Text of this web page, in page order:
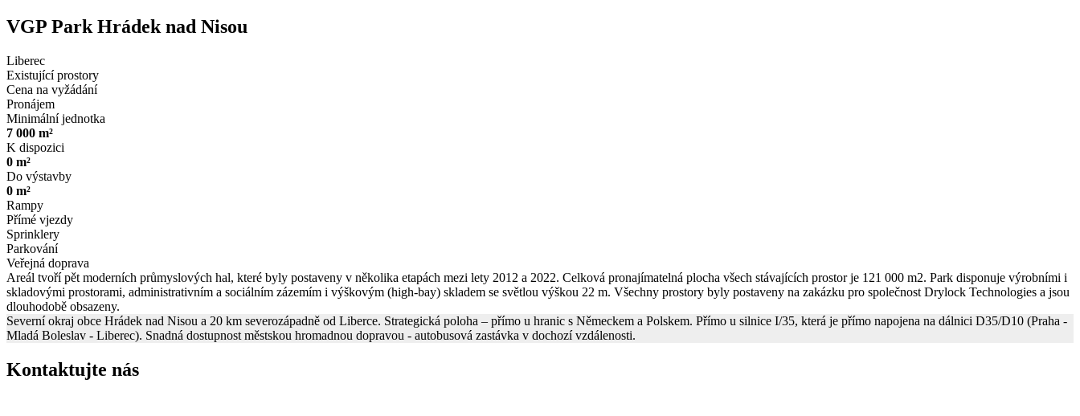
VGP Park Hrádek nad Nisou
Liberec
Existující prostory
Cena na vyžádání
Pronájem
Minimální jednotka
7 000 m²
K dispozici
0 m²
Do výstavby
0 m²
Rampy
Přímé vjezdy
Sprinklery
Parkování
Veřejná doprava
Areál tvoří pět moderních průmyslových hal, které byly postaveny v několika etapách mezi lety 2012 a 2022. Celková pronajímatelná plocha všech stávajících prostor je 121 000 m2. Park disponuje výrobními i
skladovými prostorami, administrativním a sociálním zázemím i výškovým (high-bay) skladem se světlou výškou 22 m. Všechny prostory byly postaveny na zakázku pro společnost Drylock Technologies a jsou
dlouhodobě obsazeny.
Severní okraj obce Hrádek nad Nisou a 20 km severozápadně od Liberce. Strategická poloha – přímo u hranic s Německem a Polskem. Přímo u silnice I/35, která je přímo napojena na dálnici D35/D10 (Praha -
Mladá Boleslav - Liberec). Snadná dostupnost městskou hromadnou dopravou - autobusová zastávka v dochozí vzdálenosti.
Kontaktujte nás